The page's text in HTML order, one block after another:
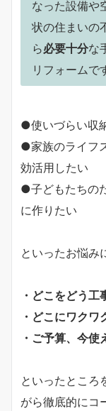
なった設備や
状の住まいの
ら必要十分な
リフォームで
●使いづらい収
●家族のライフ
効活用したい
●子どもたちの
に作りたい
といったお悩み
・どこをどう工
・どこにワク
・ご予算、今使
といったところ
がら徹底的にコ